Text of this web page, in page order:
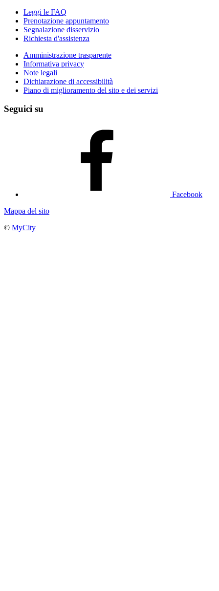
Leggi le FAQ
Prenotazione appuntamento
Segnalazione disservizio
Richiesta d'assistenza
Amministrazione trasparente
Informativa privacy
Note legali
Dichiarazione di accessibilità
Piano di miglioramento del sito e dei servizi
Seguici su
Facebook
Mappa del sito
© MyCity